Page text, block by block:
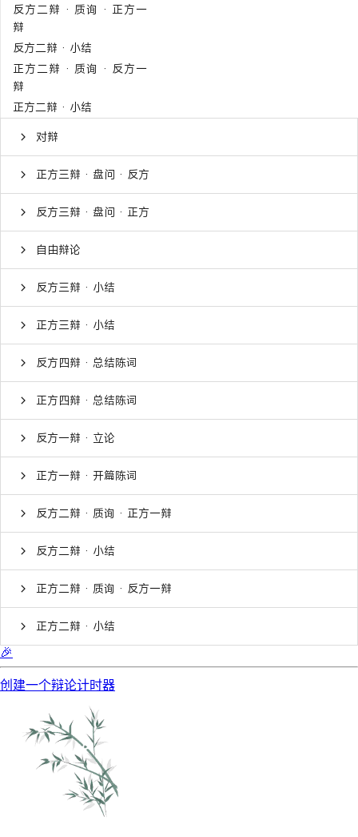
反方二辩 · 质询 · 正方一
辩
反方二辩 · 小结
正方二辩 · 质询 · 反方一
辩
正方二辩 · 小结
对辩
正方三辩 · 盘问 · 反方
反方三辩 · 盘问 · 正方
自由辩论
反方三辩 · 小结
正方三辩 · 小结
反方四辩 · 总结陈词
正方四辩 · 总结陈词
反方一辩 · 立论
正方一辩 · 开篇陈词
反方二辩 · 质询 · 正方一辩
反方二辩 · 小结
正方二辩 · 质询 · 反方一辩
正方二辩 · 小结
🎉
创建一个辩论计时器